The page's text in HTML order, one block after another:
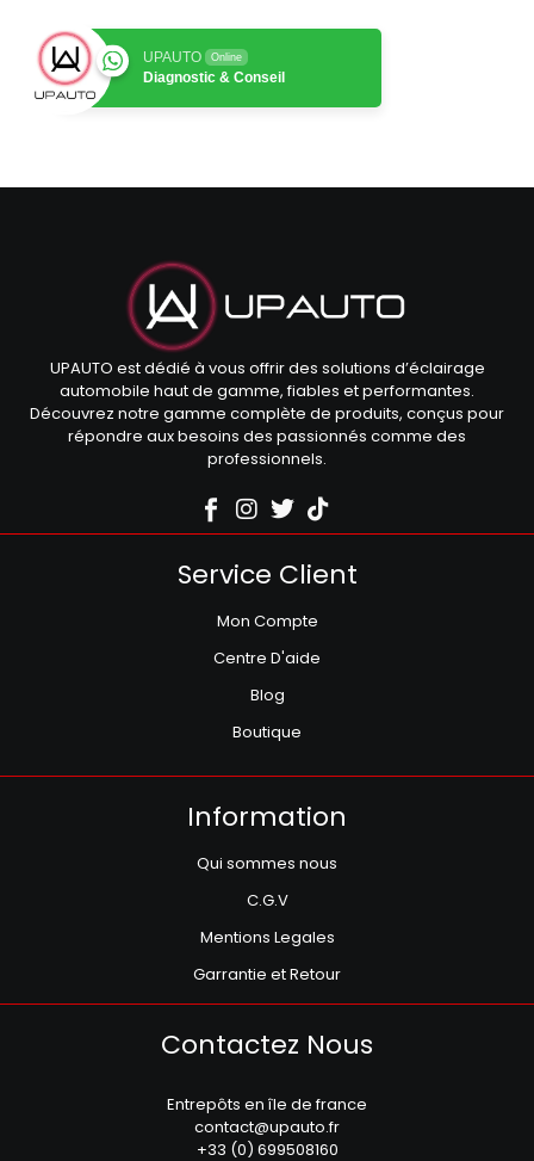
UPAUTO Online
Diagnostic & Conseil
UPAUTO est dédié à vous offrir des solutions d’éclairage
automobile haut de gamme, fiables et performantes.
Découvrez notre gamme complète de produits, conçus pour
répondre aux besoins des passionnés comme des
professionnels.
Service Client
Mon Compte
Centre D'aide
Blog
Boutique
Information
Qui sommes nous
C.G.V
Mentions Legales
Garrantie et Retour
Contactez Nous
Entrepôts en île de france
contact@upauto.fr
+33 (0) 699508160